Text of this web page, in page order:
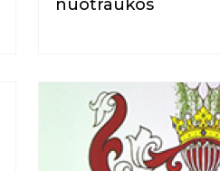
nuotraukos